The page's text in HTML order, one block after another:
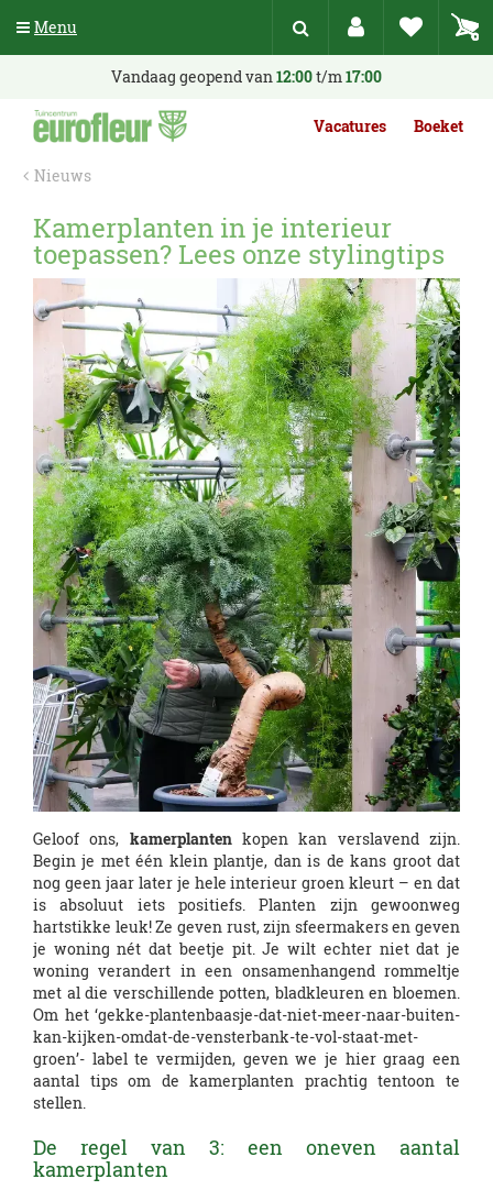
n
Nieuws
Vandaag geopend van12:00t/m17:00
Vacatures Boeket
Kamerplanten in je interieur
toepassen? Lees onze stylingtips
Geloof ons, kamerplantenkopen kan verslavend zijn.
Begin je met één klein plantje, dan is de kans groot dat
nog geen jaar later je hele interieur groen kleurt – en dat
is absoluut iets positiefs. Planten zijn gewoonweg
hartstikke leuk! Ze geven rust, zijn sfeermakers en geven
je woning nét dat beetje pit. Je wilt echter niet dat je
woning verandert in een onsamenhangend rommeltje
met al die verschillende potten, bladkleuren en bloemen.
Om het ‘gekke-plantenbaasje-dat-niet-meer-naar-buiten-
kan-kijken-omdat-de-vensterbank-te-vol-staat-met-
groen’- label te vermijden, geven we je hier graag een
aantal tips om de kamerplanten prachtig tentoon te
stellen.
De regel van 3: een oneven aantal
kamerplanten
Menu